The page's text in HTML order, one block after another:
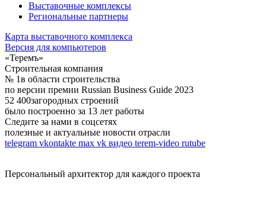
Выставочные комплексы
Региональные партнеры
Карта выставочного комплекса
Версия для компьютеров
«Теремъ»
Строительная компания
№ 1в области строительства
по версии премии Russian Business Guide 2023
52 400загородных строений
было построенно за 13 лет работы
Следите за нами в соцсетях
полезные и актуальные новости отрасли
telegram vkontakte max vk видео terem-video rutube
Персональный архитектор для каждого проекта